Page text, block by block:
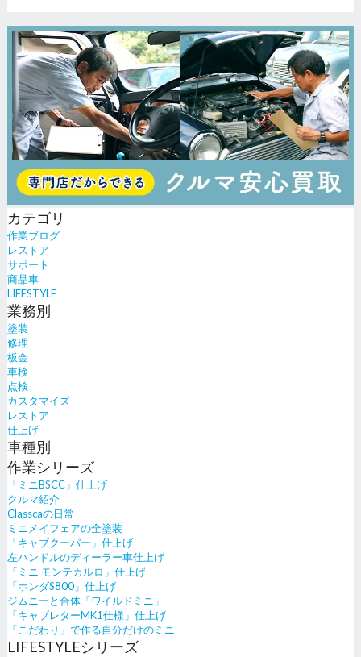
カテゴリ
作業ブログ
レストア
サポート
商品車
LIFESTYLE
業務別
塗装
修理
板金
車検
点検
カスタマイズ
レストア
仕上げ
車種別
作業シリーズ
「ミニBSCC」仕上げ
クルマ紹介
Classcaの日常
ミニメイフェアの全塗装
「キャブクーパー」仕上げ
左ハンドルのディーラー車仕上げ
「ミニ モンテカルロ」仕上げ
「ホンダS800」仕上げ
ジムニーと合体「ワイルドミニ」
「キャブレターMK1仕様」仕上げ
「こだわり」で作る自分だけのミニ
LIFESTYLEシリーズ